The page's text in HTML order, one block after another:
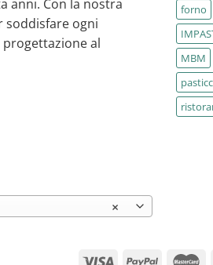
anni. Con la nostra
soddisfare ogni
al
forno
MBM
×